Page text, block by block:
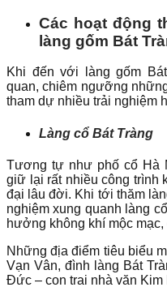
Các hoạt động
làng gốm Bát
Khi đến với làng gốm
quan, chiêm ngưỡng
tham dự nhiều trải nghiệm
Làng cổ Bát Tràng
Tương tự như phố cổ Hà
giữ lại rất nhiều công trình
đại lâu đời. Khi tới thăm
nghiệm xung quanh làng
hưởng không khí mộc
Những địa điểm tiêu biểu
Vạn Vân, đình làng Bát
Đức – con trai nhà văn